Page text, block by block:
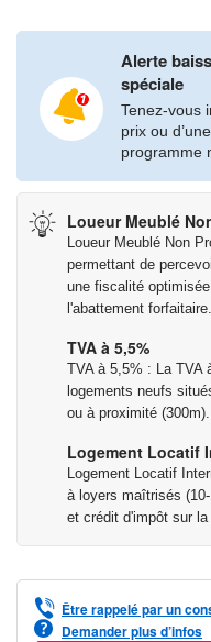
Alerte
spéciale
Tenez-vous
prix ou
programme
Loueur Meublé
Loueur Meublé Non
permettant de
une fiscalité
l'abattement forfaitaire.
TVA à 5,5%
TVA à 5,5% : La TVA
logements neufs
ou à proximité (300m).
Logement Locatif
Logement Locatif
à loyers maîtrisés
et crédit d'impôt sur
Être rappelé par un
Demander plus d’infos